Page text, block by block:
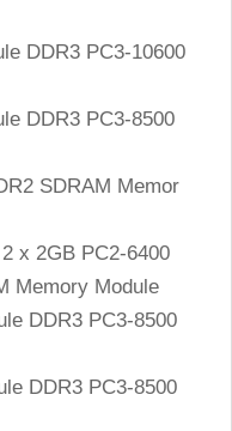
DDR3 PC3-10600
DDR3 PC3-8500
SDRAM Memor
x 2GB PC2-6400
Memory Module
DDR3 PC3-8500
DDR3 PC3-8500